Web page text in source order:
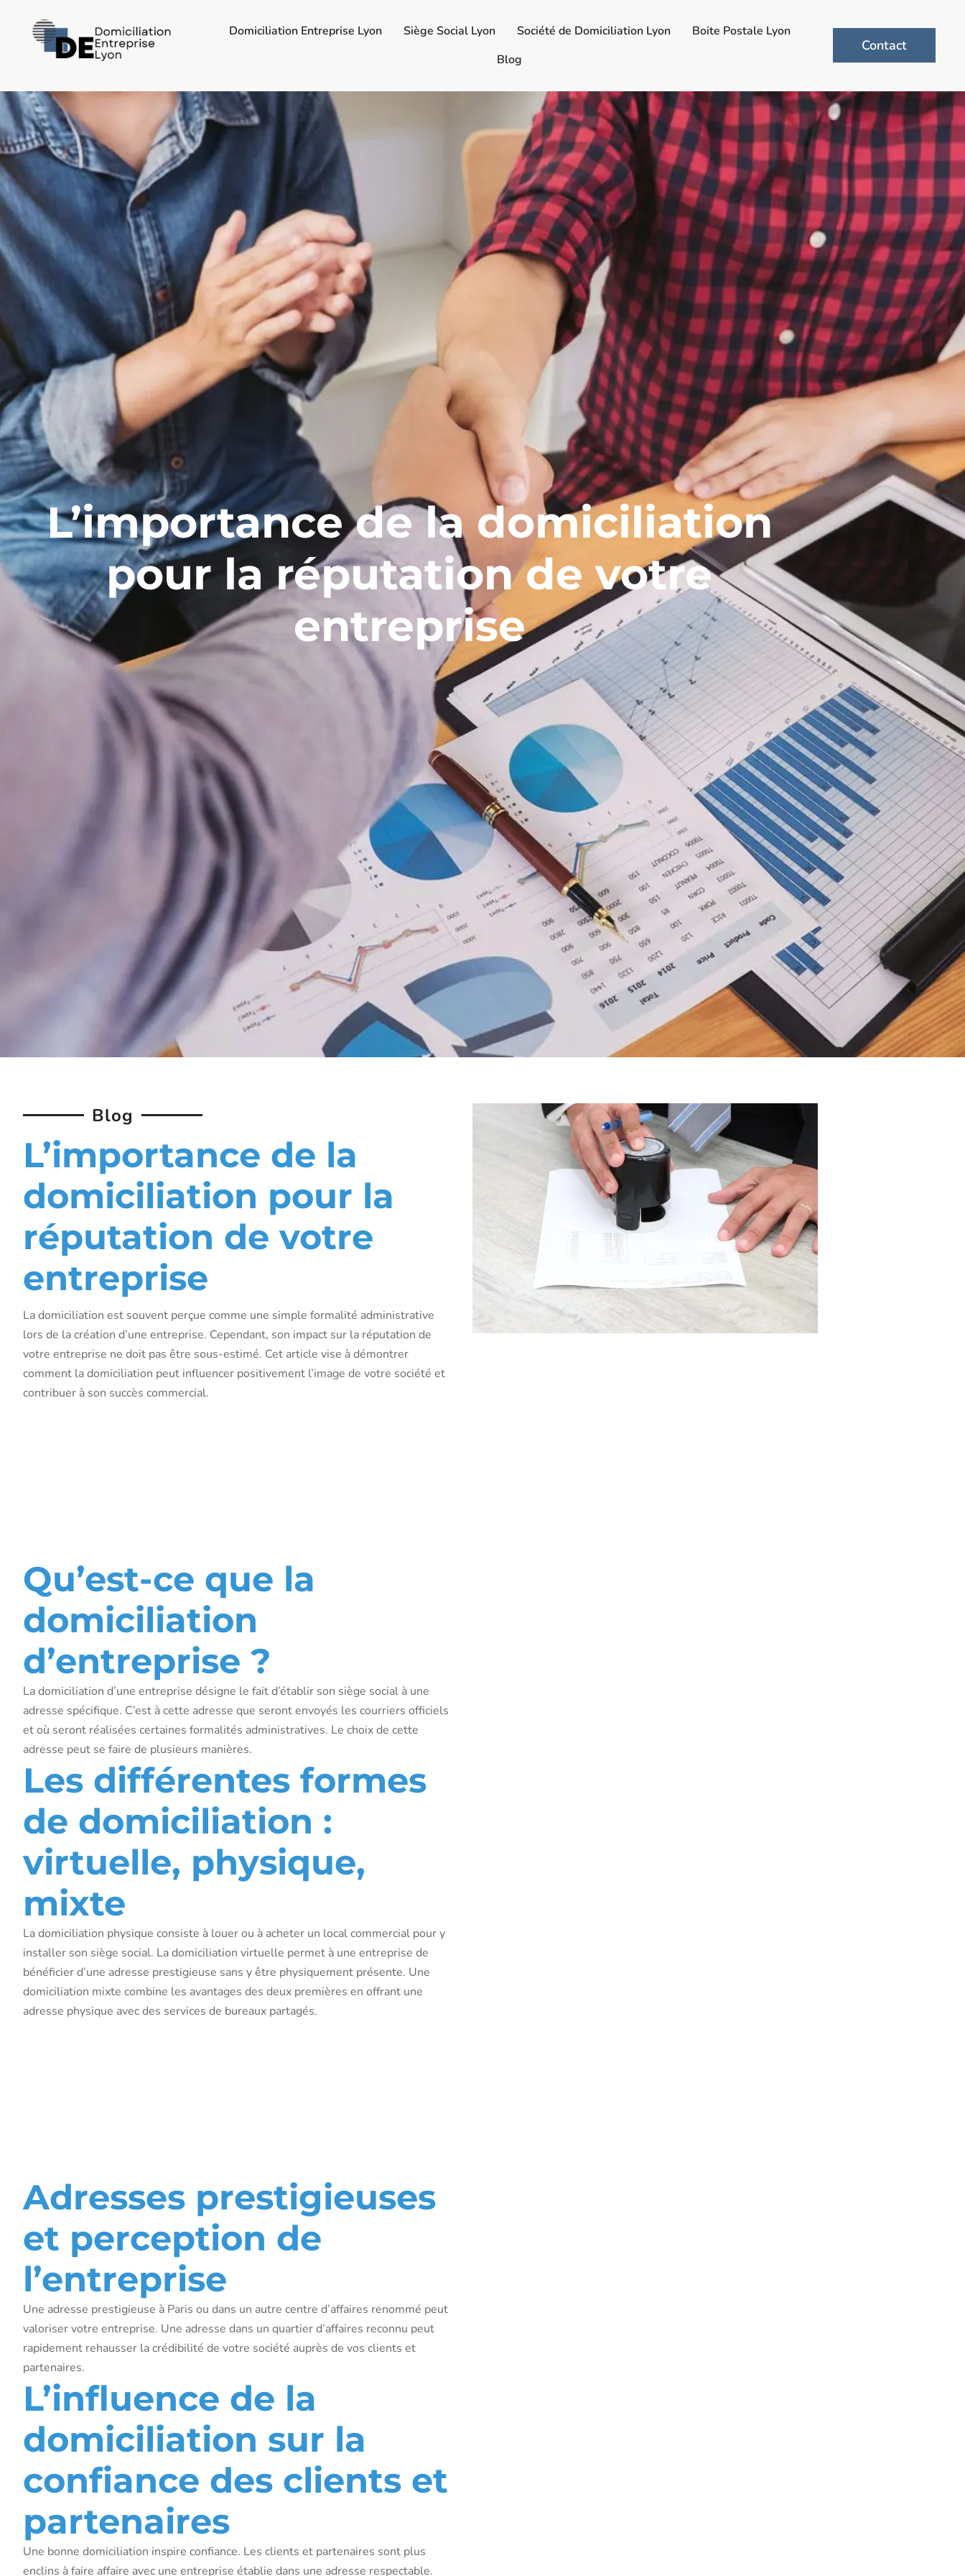
Domiciliation Entreprise Lyon Siège Social Lyon Société de Domiciliation Lyon
Boite Postale Lyon
Blog
Contact
L’importance de la domiciliation
pour la réputation de votre
entreprise
Blog
L’importance de la
domiciliation pour la
réputation de votre
entreprise
La domiciliation est souvent perçue comme une simple formalité administrative
lors de la création d’une entreprise. Cependant, son impact sur la réputation de
votre entreprise ne doit pas être sous-estimé. Cet article vise à démontrer
comment la domiciliation peut influencer positivement l’image de votre société et
contribuer à son succès commercial.
Qu’est-ce que la
domiciliation
d’entreprise ?
La domiciliation d’une entreprise désigne le fait d’établir son siège social à une
adresse spécifique. C’est à cette adresse que seront envoyés les courriers officiels
et où seront réalisées certaines formalités administratives. Le choix de cette
adresse peut se faire de plusieurs manières.
Les différentes formes
de domiciliation :
virtuelle, physique,
mixte
La domiciliation physique consiste à louer ou à acheter un local commercial pour y
installer son siège social. La domiciliation virtuelle permet à une entreprise de
bénéficier d’une adresse prestigieuse sans y être physiquement présente. Une
domiciliation mixte combine les avantages des deux premières en offrant une
adresse physique avec des services de bureaux partagés.
Adresses prestigieuses
et perception de
l’entreprise
Une adresse prestigieuse à Paris ou dans un autre centre d’affaires renommé peut
valoriser votre entreprise. Une adresse dans un quartier d’affaires reconnu peut
rapidement rehausser la crédibilité de votre société auprès de vos clients et
partenaires.
L’influence de la
domiciliation sur la
confiance des clients et
partenaires
Une bonne domiciliation inspire confiance. Les clients et partenaires sont plus
enclins à faire affaire avec une entreprise établie dans une adresse respectable.